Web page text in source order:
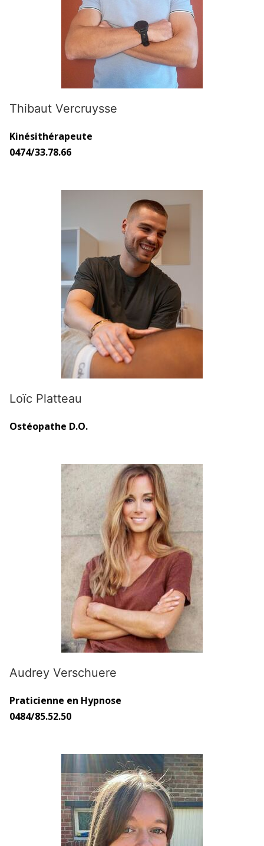
Thibaut Vercruysse
Kinésithérapeute
0474/33.78.66
Loïc Platteau
Ostéopathe D.O.
Audrey Verschuere
Praticienne en Hypnose
0484/85.52.50